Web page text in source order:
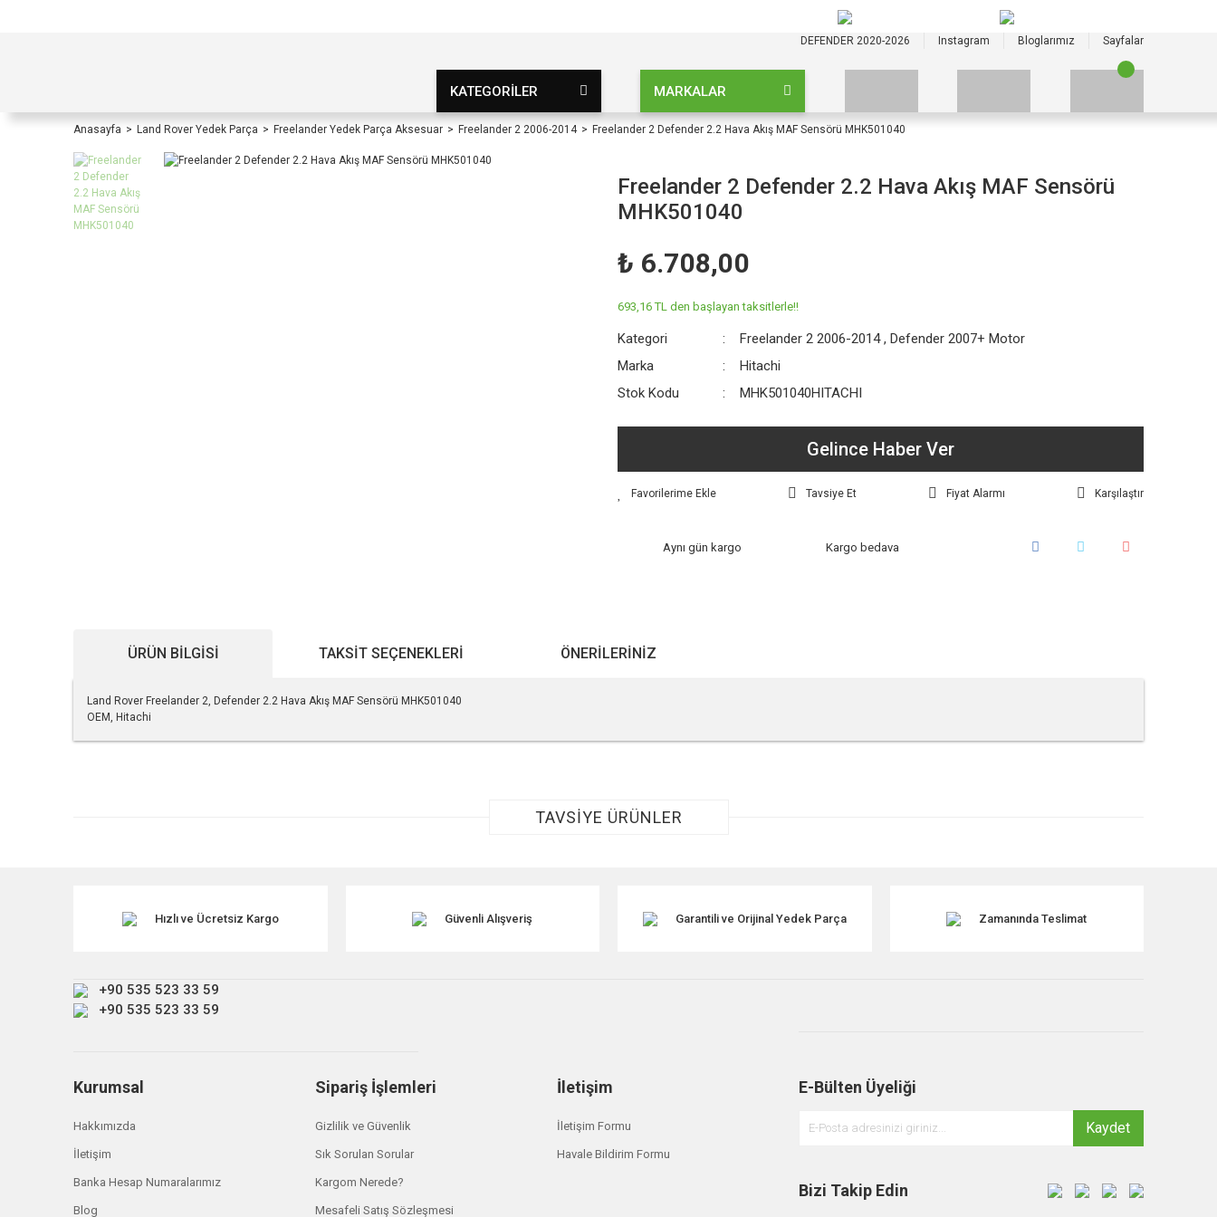
DEFENDER 2020-2026 Instagram Bloglarımız Sayfalar
KATEGORİLER MARKALAR
Anasayfa Land Rover Yedek Parça Freelander Yedek Parça Aksesuar Freelander 2 2006-2014 Freelander 2 Defender 2.2 Hava Akış MAF Sensörü MHK501040
Freelander 2 Defender 2.2 Hava Akış MAF Sensörü
MHK501040
₺ 6.708,00
693,16 TL den başlayan taksitlerle!!
Kategori Freelander 2 2006-2014 ,Defender 2007+ Motor
Marka
Hitachi
Stok Kodu
MHK501040HITACHI
Gelince Haber Ver
Tavsiye Et Fiyat Alarmı Karşılaştır
Aynı gün kargo Kargo bedava
ÜRÜN BILGISI TAKSIT SEÇENEKLERI ÖNERILERINIZ
Land Rover Freelander 2, Defender 2.2 Hava Akış MAF Sensörü MHK501040
OEM, Hitachi
Bu ürüne benzer farklı alternatifler olmalı.
TAVSİYE ÜRÜNLER
Pierburg
MHK501040 Hava Akış MAF Sensörü Pierburg
Hızlı ve Ücretsiz Kargo Güvenli Alışveriş Garantili ve Orijinal Yedek Parça Zamanında Teslimat
+90 535 523 33 59
+90 535 523 33 59
Kurumsal
Hakkımızda
İletişim
Banka Hesap Numaralarımız
Blog
Sipariş İşlemleri
Gizlilik ve Güvenlik
Sık Sorulan Sorular
Kargom Nerede?
Mesafeli Satış Sözleşmesi
İletişim
İletişim Formu
Havale Bildirim Formu
E-Bülten Üyeliği
Kaydet
Bizi Takip Edin